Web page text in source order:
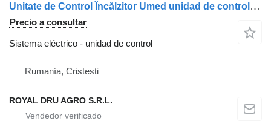
Unitate de Control Încălzitor Umed unidad de control para Spheros SE-405 Solaris camión
Precio a consultar
Sistema eléctrico - unidad de control
Rumanía, Cristesti
ROYAL DRU AGRO S.R.L.